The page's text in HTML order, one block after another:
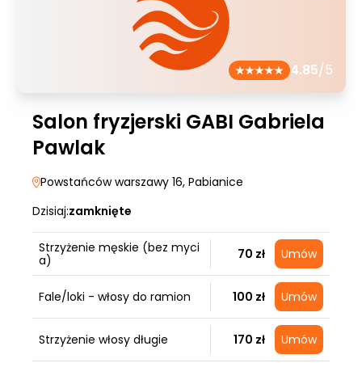
4.85/5
Salon fryzjerski GABI Gabriela
Pawlak
Powstańców warszawy 16, Pabianice
Dzisiaj:zamknięte
Strzyżenie męskie (bez myci
a)
70 zł Umów
Fale/loki - włosy do ramion 100 zł Umów
Strzyżenie włosy długie 170 zł Umów